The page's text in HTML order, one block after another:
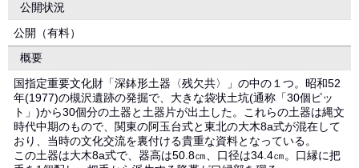
公開状況
公開（有料）
概要
国指定重要文化財「深鉢形土器〈残欠共〉」の中の１つ。昭和52
年(1977)の槻沢遺跡の発掘で、大きな袋状土坑(通称「30個ピッ
ト」)から30個分の土器と土器片が出土した。これらの土器は縄文
時代中期のもので、関東の阿玉台式と東北の大木8a式が混在して
おり、当時の文化交流を裏付ける貴重な資料となっている。
この土器は大木8a式で、器高は50.8㎝、口径は34.4㎝。口縁に把